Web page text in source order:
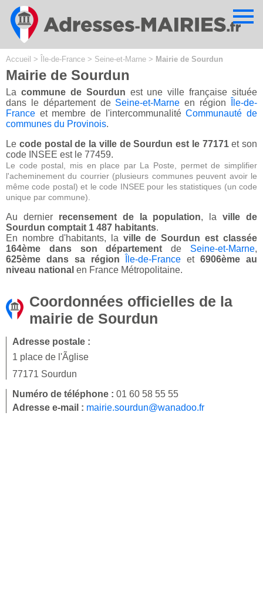
Accueil > Île-de-France > Seine-et-Marne > Mairie de Sourdun
Mairie de Sourdun
La commune de Sourdun est une ville française située
dans le département de Seine-et-Marne en région
Île-de-
France et membre de l'intercommunalitéCommunauté de
communes du Provinois.
Le code postal de la ville de Sourdun est le 77171et son
code INSEE est le 77459.
Le code postal, mis en place par La Poste, permet de simplifier
l'acheminement du courrier (plusieurs communes peuvent avoir le
même code postal) et le code INSEE pour les statistiques (un code
unique par commune).
Au dernier recensement de la population, laville de
Sourdun comptait 1 487 habitants.
En nombre d'habitants, la ville de Sourdun est classée
164ème dans son département de Seine-et-Marne,
625ème dans sa région
Île-de-France et6906ème au
niveau national en France Métropolitaine.
Coordonnées officielles de la
mairie de Sourdun
Adresse postale :
1 place de l'Ãglise
77171 Sourdun
Numéro de téléphone : 01 60 58 55 55
Adresse e-mail : mairie.sourdun@wanadoo.fr
Cookies management panel